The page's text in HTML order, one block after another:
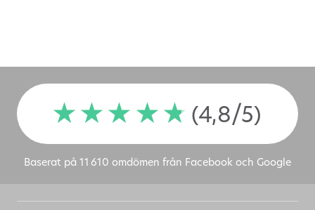
(4,8/5)
Baserat på 11 610 omdömen från Facebook och Google